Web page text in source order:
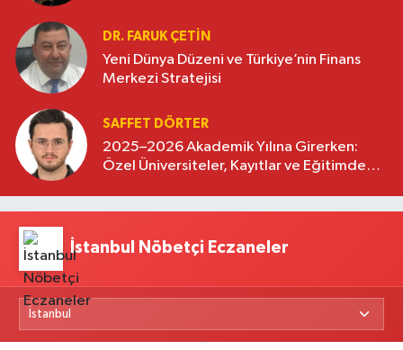
DR. FARUK ÇETİN
Yeni Dünya Düzeni ve Türkiye’nin Finans
Merkezi Stratejisi
SAFFET DÖRTER
2025–2026 Akademik Yılına Girerken:
Özel Üniversiteler, Kayıtlar ve Eğitimde
İstanbul Nöbetçi Eczaneler